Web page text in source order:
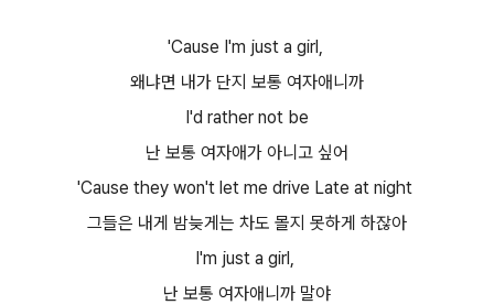
'Cause I'm just a girl,
왜냐면 내가 단지 보통 여자애니까
I'd rather not be
난 보통 여자애가 아니고 싶어
'Cause they won't let me drive Late at night
그들은 내게 밤늦게는 차도 몰지 못하게 하잖아
I'm just a girl,
난 보통 여자애니까 말야